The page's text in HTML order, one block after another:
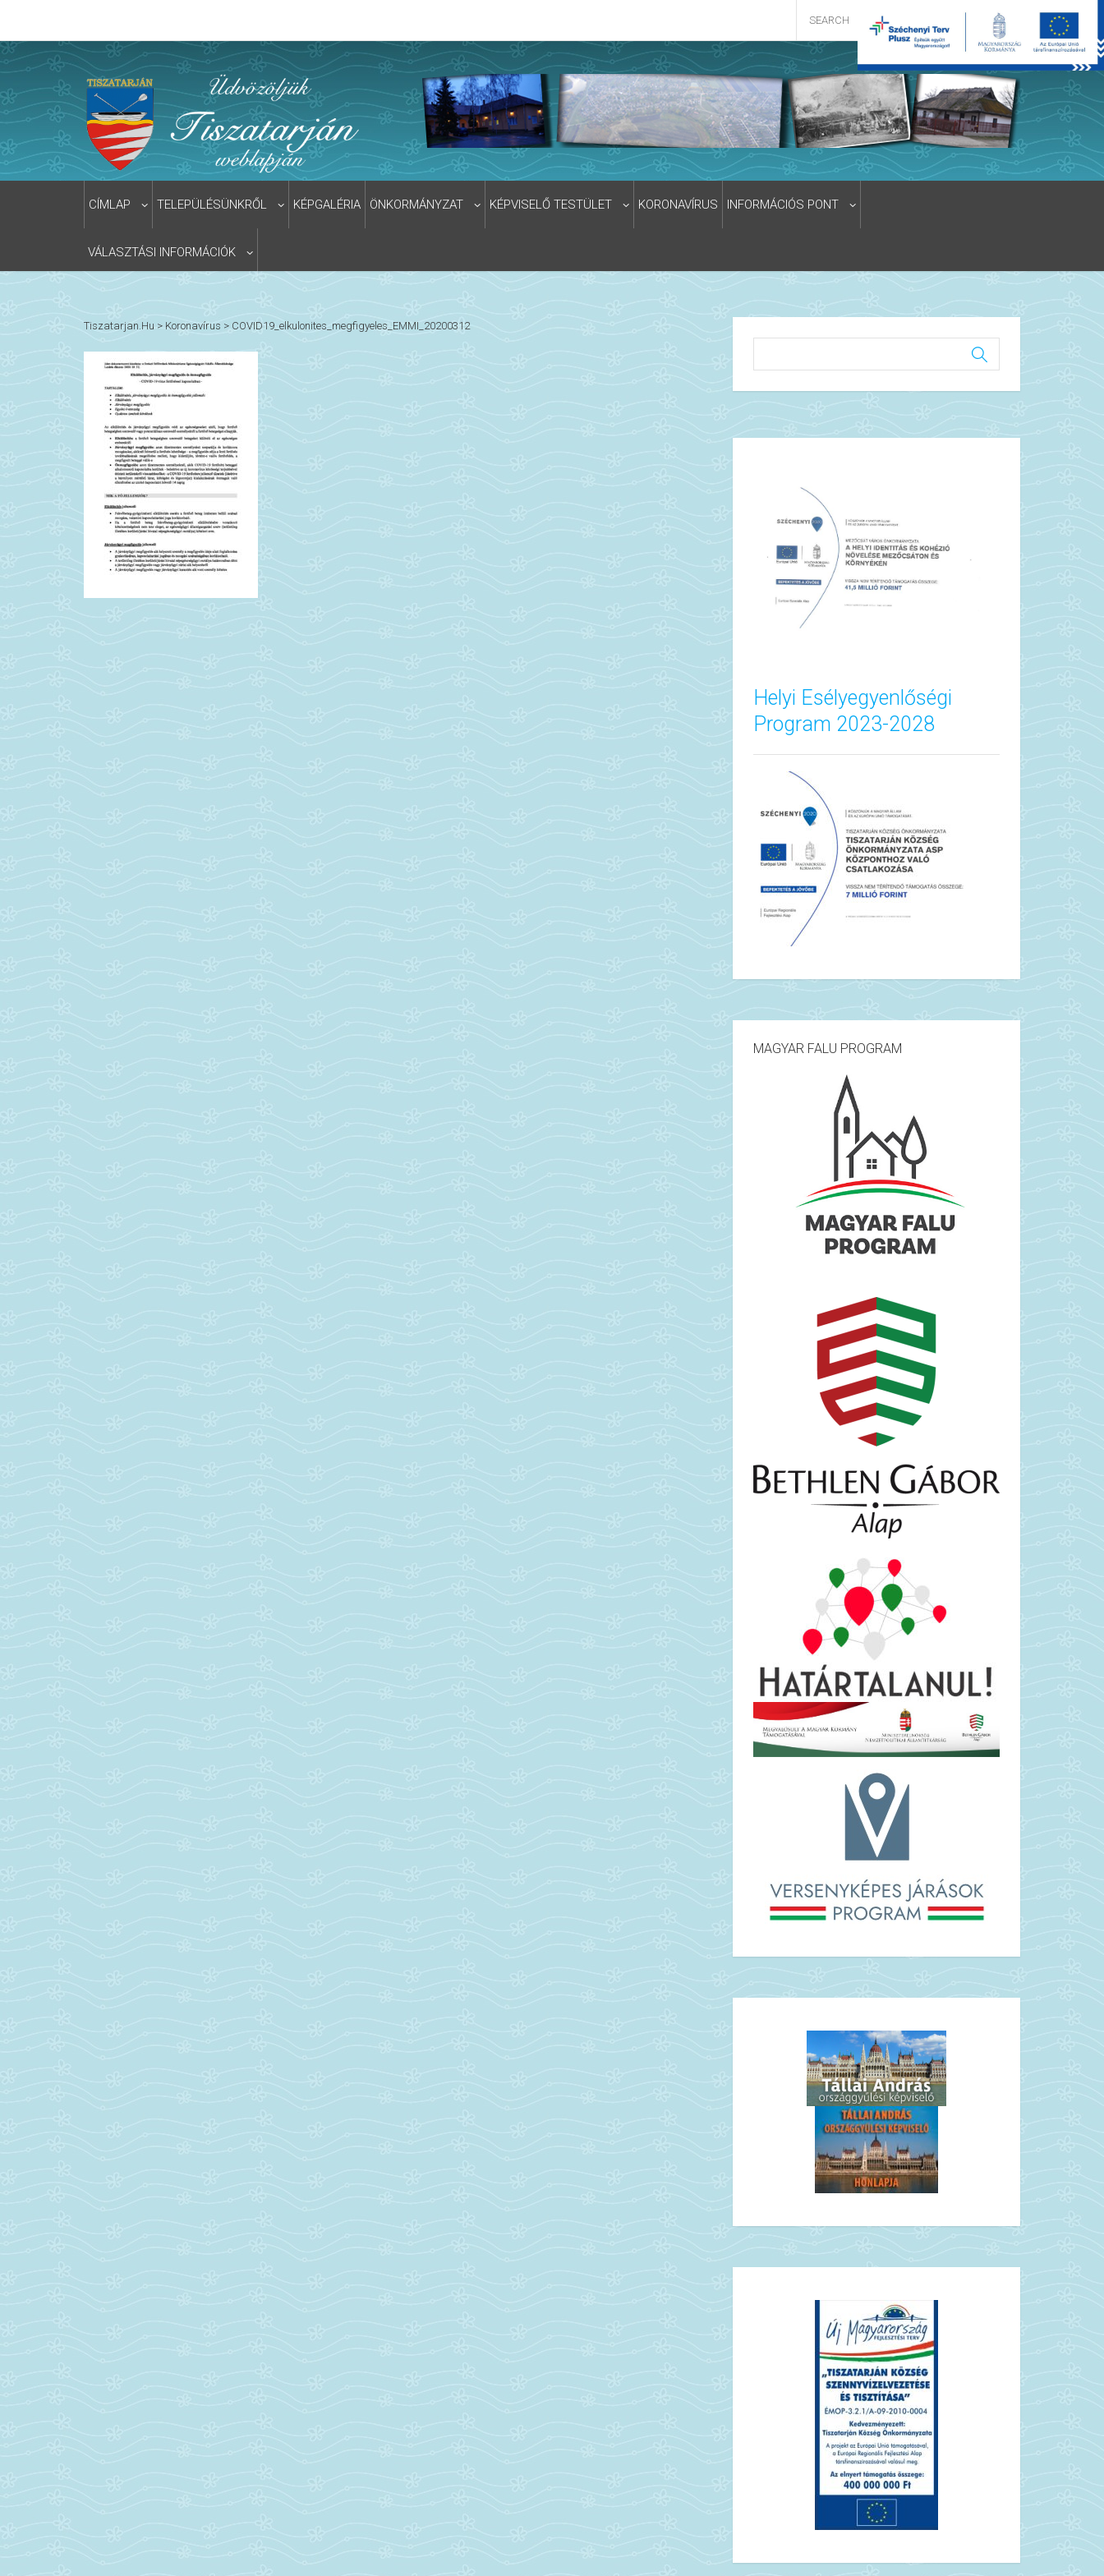
CÍMLAP TELEPÜLÉSÜNKRŐL KÉPGALÉRIA ÖNKORMÁNYZAT KÉPVISELŐ TESTÜLET KORONAVÍRUS INFORMÁCIÓS PONT
VÁLASZTÁSI INFORMÁCIÓK
Tiszatarjan.hu > Koronavírus > COVID19_elkulonites_megfigyeles_EMMI_20200312
Helyi Esélyegyenlőségi
Program 2023-2028
MAGYAR FALU PROGRAM